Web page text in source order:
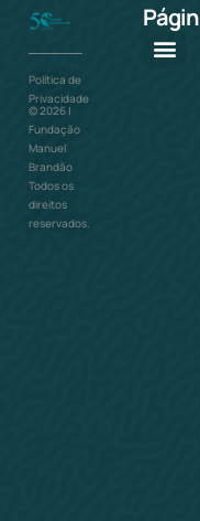
Política de
Privacidade
©2026 |
Fundação
Manuel
Brandão
Todos os
direitos
reservados.